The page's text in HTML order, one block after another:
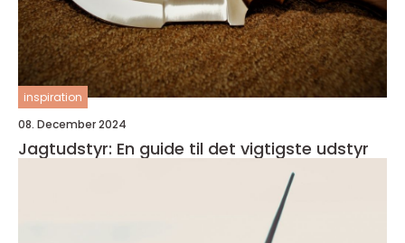
inspiration
08. December 2024
Jagtudstyr: En guide til det vigtigste udstyr